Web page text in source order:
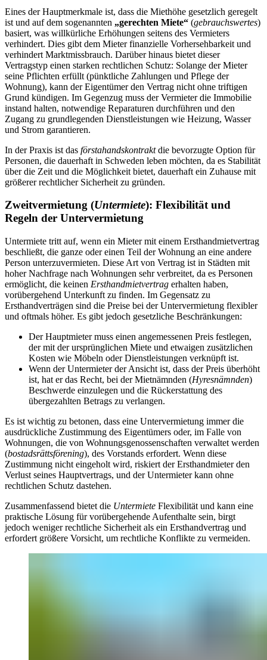
Eines der Hauptmerkmale ist, dass die Miethöhe gesetzlich geregelt
ist und auf dem sogenannten „gerechten Miete“ (gebrauchswertes)
basiert, was willkürliche Erhöhungen seitens des Vermieters
verhindert. Dies gibt dem Mieter finanzielle Vorhersehbarkeit und
verhindert Marktmissbrauch. Darüber hinaus bietet dieser
Vertragstyp einen starken rechtlichen Schutz: Solange der Mieter
seine Pflichten erfüllt (pünktliche Zahlungen und Pflege der
Wohnung), kann der Eigentümer den Vertrag nicht ohne triftigen
Grund kündigen. Im Gegenzug muss der Vermieter die Immobilie
instand halten, notwendige Reparaturen durchführen und den
Zugang zu grundlegenden Dienstleistungen wie Heizung, Wasser
und Strom garantieren.
In der Praxis ist das förstahandskontraktdie bevorzugte Option für
Personen, die dauerhaft in Schweden leben möchten, da es Stabilität
über die Zeit und die Möglichkeit bietet, dauerhaft ein Zuhause mit
größerer rechtlicher Sicherheit zu gründen.
Zweitvermietung (Untermiete): Flexibilität und
Regeln der Untervermietung
Untermiete tritt auf, wenn ein Mieter mit einem Ersthandmietvertrag
beschließt, die ganze oder einen Teil der Wohnung an eine andere
Person unterzuvermieten. Diese Art von Vertrag ist in Städten mit
hoher Nachfrage nach Wohnungen sehr verbreitet, da es Personen
ermöglicht, die keinen Ersthandmietvertrag erhalten haben,
vorübergehend Unterkunft zu finden. Im Gegensatz zu
Ersthandverträgen sind die Preise bei der Untervermietung flexibler
und oftmals höher. Es gibt jedoch gesetzliche Beschränkungen:
Der Hauptmieter muss einen angemessenen Preis festlegen,
der mit der ursprünglichen Miete und etwaigen zusätzlichen
Kosten wie Möbeln oder Dienstleistungen verknüpft ist.
Wenn der Untermieter der Ansicht ist, dass der Preis überhöht
ist, hat er das Recht, bei der Mietnämnden (Hyresnämnden)
Beschwerde einzulegen und die Rückerstattung des
übergezahlten Betrags zu verlangen.
Es ist wichtig zu betonen, dass eine Untervermietung immer die
ausdrückliche Zustimmung des Eigentümers oder, im Falle von
Wohnungen, die von Wohnungsgenossenschaften verwaltet werden
(bostadsrättsförening), des Vorstands erfordert. Wenn diese
Zustimmung nicht eingeholt wird, riskiert der Ersthandmieter den
Verlust seines Hauptvertrags, und der Untermieter kann ohne
rechtlichen Schutz dastehen.
Zusammenfassend bietet die Untermiete Flexibilität und kann eine
praktische Lösung für vorübergehende Aufenthalte sein, birgt
jedoch weniger rechtliche Sicherheit als ein Ersthandvertrag und
erfordert größere Vorsicht, um rechtliche Konflikte zu vermeiden.